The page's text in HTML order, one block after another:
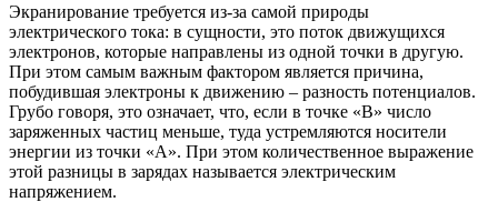
Экранирование требуется из-за самой природы
электрического тока: в сущности, это поток движущихся
электронов, которые направлены из одной точки в другую.
При этом самым важным фактором является причина,
побудившая электроны к движению – разность потенциалов.
Грубо говоря, это означает, что, если в точке «В» число
заряженных частиц меньше, туда устремляются носители
энергии из точки «А». При этом количественное выражение
этой разницы в зарядах называется электрическим
напряжением.